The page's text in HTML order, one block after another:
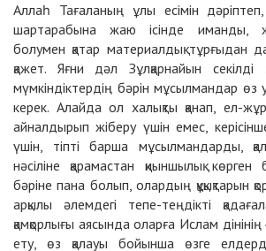
Аллаһ Тағаланың ұлы есімін
шартарабына жаю ісінде иманды,
болумен қатар материалдық тұрғыдан
қажет. Яғни дәл Зұлқарнайын секілді
мүмкіндіктердің бәрін мұсылмандар өз
керек. Алайда ол халықты қанап, ел-
айналдырып жіберу үшін емес,
үшін, тіпті барша мұсылмандарды,
нәсіліне қарамастан қиыншылық
бәріне пана болып, олардың құқықтарын
арқылы әлемдегі тепе-теңдікті
қамқорлығы аясында оларға Ислам
ету, өз қалауы бойынша өзге